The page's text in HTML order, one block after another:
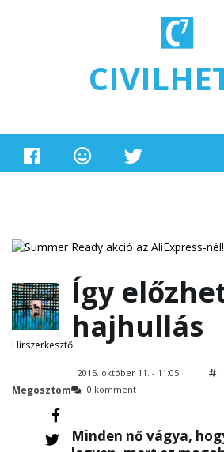
Hírszerkesztő
Megosztom
Így
hajhullás
2015. október 11. - 11:05
0 komment
Minden nő vágya,